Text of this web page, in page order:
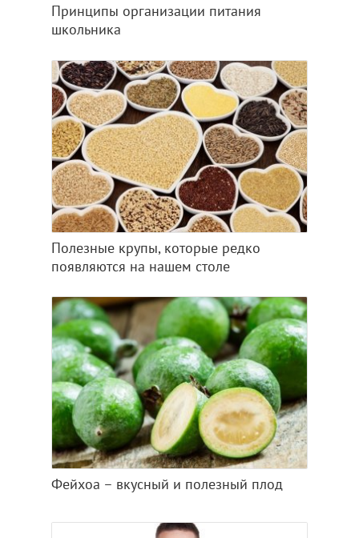
Принципы организации питания
школьника
Полезные крупы, которые редко
появляются на нашем столе
Фейхоа – вкусный и полезный плод